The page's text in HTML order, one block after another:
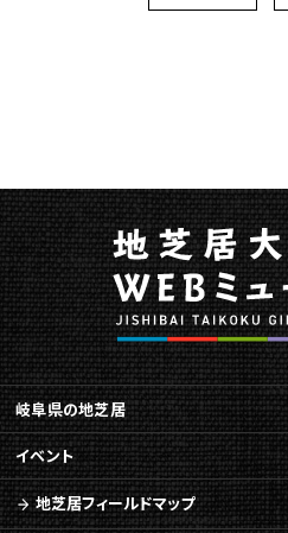
岐阜県の地芝居
イベント
地芝居フィールドマップ